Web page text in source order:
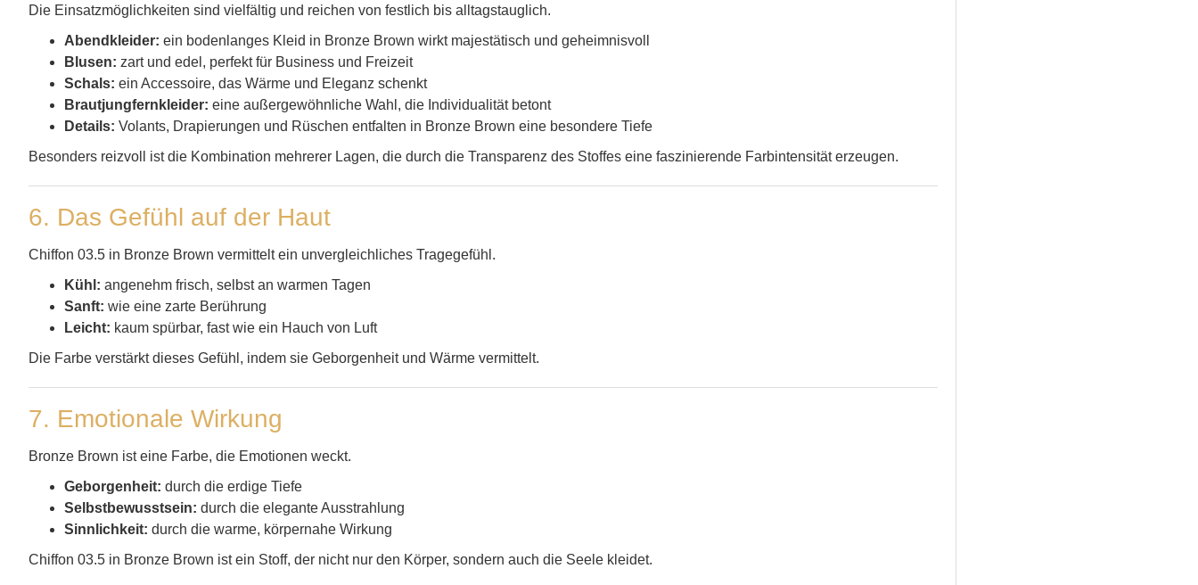
Die Einsatzmöglichkeiten sind vielfältig und reichen von festlich bis alltagstauglich.
Abendkleider: ein bodenlanges Kleid in Bronze Brown wirkt majestätisch und geheimnisvoll
Blusen: zart und edel, perfekt für Business und Freizeit
Schals: ein Accessoire, das Wärme und Eleganz schenkt
Brautjungfernkleider: eine außergewöhnliche Wahl, die Individualität betont
Details: Volants, Drapierungen und Rüschen entfalten in Bronze Brown eine besondere Tiefe
Besonders reizvoll ist die Kombination mehrerer Lagen, die durch die Transparenz des Stoffes eine faszinierende Farbintensität erzeugen.
6. Das Gefühl auf der Haut
Chiffon 03.5 in Bronze Brown vermittelt ein unvergleichliches Tragegefühl.
Kühl: angenehm frisch, selbst an warmen Tagen
Sanft: wie eine zarte Berührung
Leicht: kaum spürbar, fast wie ein Hauch von Luft
Die Farbe verstärkt dieses Gefühl, indem sie Geborgenheit und Wärme vermittelt.
7. Emotionale Wirkung
Bronze Brown ist eine Farbe, die Emotionen weckt.
Geborgenheit: durch die erdige Tiefe
Selbstbewusstsein: durch die elegante Ausstrahlung
Sinnlichkeit: durch die warme, körpernahe Wirkung
Chiffon 03.5 in Bronze Brown ist ein Stoff, der nicht nur den Körper, sondern auch die Seele kleidet.